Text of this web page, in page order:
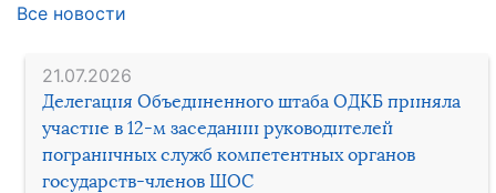
21.07.2026
Делегация Объединенного штаба ОДКБ приняла
участие в 12-м заседании руководителей
пограничных служб компетентных органов
государств-членов ШОС
Все новости